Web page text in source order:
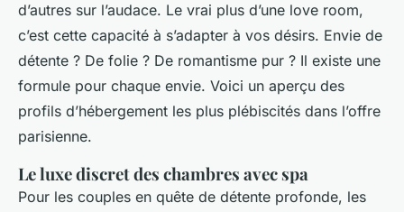
d’autres sur l’audace. Le vrai plus d’une love room,
c’est cette capacité à s’adapter à vos désirs. Envie de
détente ? De folie ? De romantisme pur ? Il existe une
formule pour chaque envie. Voici un aperçu des
profils d’hébergement les plus plébiscités dans l’offre
parisienne.
Le luxe discret des chambres avec spa
Pour les couples en quête de détente profonde, les